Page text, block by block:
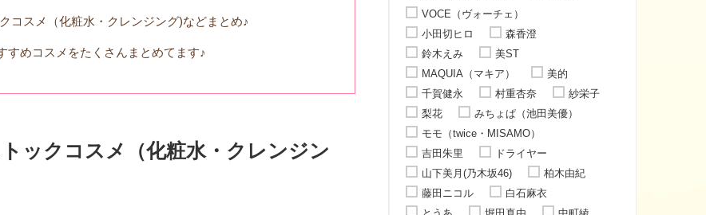
コスメ（化粧水・クレンジング)などまとめ♪
すめコスメをたくさんまとめてます♪
トックコスメ（化粧水・クレンジン
VOCE（ヴォーチェ）
小田切ヒロ
森香澄
鈴木えみ
美ST
MAQUIA（マキア）
美的
千賀健永
村重杏奈
紗栄子
梨花
みちょぱ（池田美優）
モモ（twice・MISAMO）
吉田朱里
ドライヤー
山下美月(乃木坂46)
柏木由紀
藤田ニコル
白石麻衣
とうあ
堀田真由
中町綾